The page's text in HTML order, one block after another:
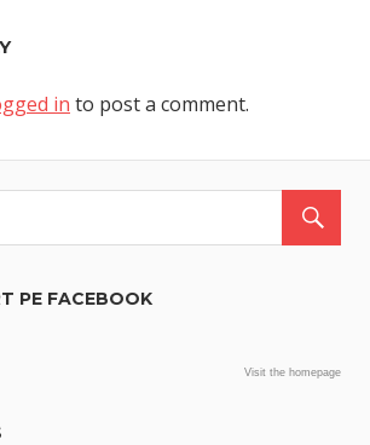
in to post a comment.
PE FACEBOOK
Visit the homepage